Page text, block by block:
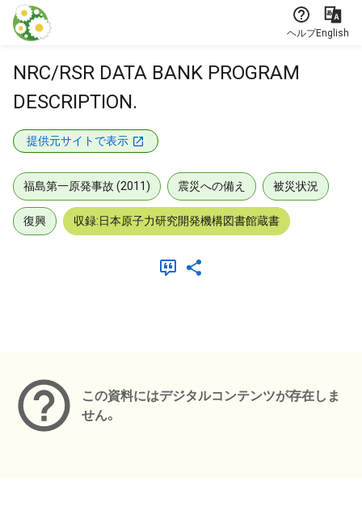
本文に飛ぶ
ヘルプEnglish
NRC/RSR DATA BANK PROGRAM
DESCRIPTION.
提供元サイトで表示
福島第一原発事故 (2011) 震災への備え 被災状況
復興 収録:日本原子力研究開発機構図書館蔵書
この資料にはデジタルコンテンツが存在しま
せん。